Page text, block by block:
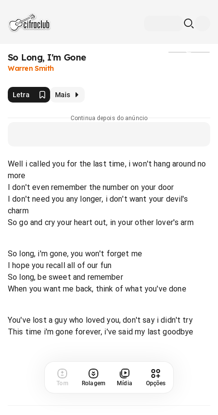
So Long, I'm Gone
Warren Smith
Letra Mais
Continua depois do anúncio
Well i called you for the last time, i won't hang around no
more
I don't even remember the number on your door
I don't need you any longer, i don't want your devil's
charm
So go and cry your heart out, in your other lover's arm
So long, i'm gone, you won't forget me
I hope you recall all of our fun
So long, be sweet and remember
When you want me back, think of what you've done
You've lost a guy who loved you, don't say i didn't try
This time i'm gone forever, i've said my last goodbye
Tom Rolagem Mídia Opções